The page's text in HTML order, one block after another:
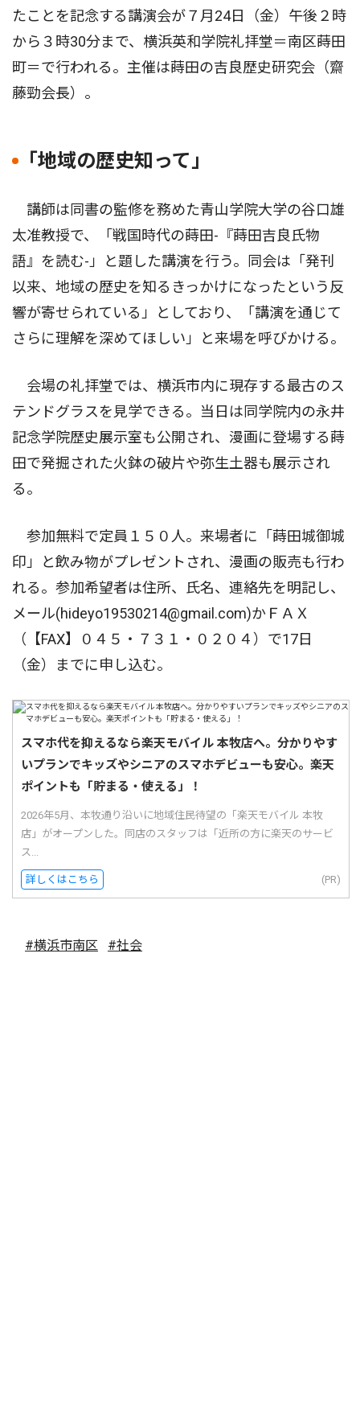
たことを記念する講演会が７月24日（金）午後２時
から３時30分まで、横浜英和学院礼拝堂＝南区蒔田
町＝で行われる。主催は蒔田の吉良歴史研究会（齋
藤勁会長）。
｢地域の歴史知って｣
講師は同書の監修を務めた青山学院大学の谷口雄
太准教授で、「戦国時代の蒔田-『蒔田吉良氏物
語』を読む-」と題した講演を行う。同会は「発刊
以来、地域の歴史を知るきっかけになったという反
響が寄せられている」としており、「講演を通じて
さらに理解を深めてほしい」と来場を呼びかける。
会場の礼拝堂では、横浜市内に現存する最古のス
テンドグラスを見学できる。当日は同学院内の永井
記念学院歴史展示室も公開され、漫画に登場する蒔
田で発掘された火鉢の破片や弥生土器も展示され
る。
参加無料で定員１５０人。来場者に「蒔田城御城
印」と飲み物がプレゼントされ、漫画の販売も行わ
れる。参加希望者は住所、氏名、連絡先を明記し、
メール(hideyo19530214@gmail.com)かＦＡＸ
（【FAX】０４５・７３１・０２０４）で17日
（金）までに申し込む。
スマホ代を抑えるなら楽天モバイル 本牧店へ。分かりやす
いプランでキッズやシニアのスマホデビューも安心。楽天
ポイントも「貯まる・使える」！
2026年5月、本牧通り沿いに地域住民待望の「楽天モバイル 本牧
店」がオープンした。同店のスタッフは「近所の方に楽天のサービ
ス...
詳しくはこちら (PR)
#横浜市南区 #社会